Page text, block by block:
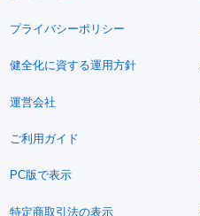
プライバシーポリシー
健全化に資する運用方針
運営会社
ご利用ガイド
PC版で表示
特定商取引法の表示